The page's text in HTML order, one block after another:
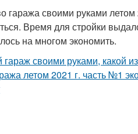
гаража своими руками
Время для стройки
на многом экономить.